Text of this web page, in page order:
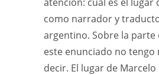
como narrador y
argentino. Sobre la parte
este enunciado no tengo
decir. El lugar de